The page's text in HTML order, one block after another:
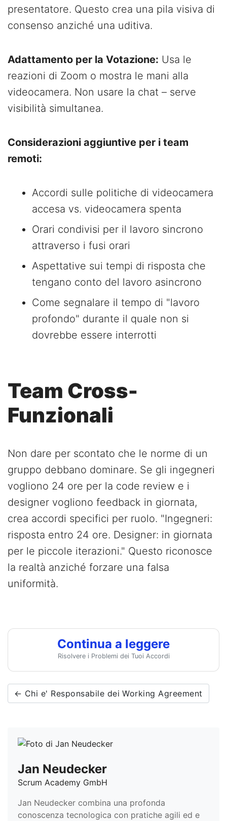
presentatore. Questo crea una pila visiva di
consenso anziché una uditiva.
Adattamento per la Votazione: Usa le
reazioni di Zoom o mostra le mani alla
videocamera. Non usare la chat – serve
visibilità simultanea.
Considerazioni aggiuntive per i team
remoti:
Accordi sulle politiche di videocamera
accesa vs. videocamera spenta
Orari condivisi per il lavoro sincrono
attraverso i fusi orari
Aspettative sui tempi di risposta che
tengano conto del lavoro asincrono
Come segnalare il tempo di "lavoro
profondo" durante il quale non si
dovrebbe essere interrotti
Team Cross-
Funzionali
Non dare per scontato che le norme di un
gruppo debbano dominare. Se gli ingegneri
vogliono 24 ore per la code review e i
designer vogliono feedback in giornata,
crea accordi specifici per ruolo. "Ingegneri:
risposta entro 24 ore. Designer: in giornata
per le piccole iterazioni." Questo riconosce
la realtà anziché forzare una falsa
uniformità.
Continua a leggere
Risolvere i Problemi dei Tuoi Accordi
← Chi e' Responsabile dei Working Agreement
Jan Neudecker
Scrum Academy GmbH
Jan Neudecker combina una profonda
conoscenza tecnologica con pratiche agili ed e